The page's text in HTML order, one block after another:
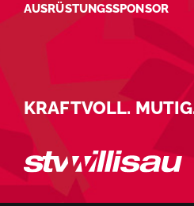
AUSRÜSTUNGSSPONSOR
KRAFTVOLL.